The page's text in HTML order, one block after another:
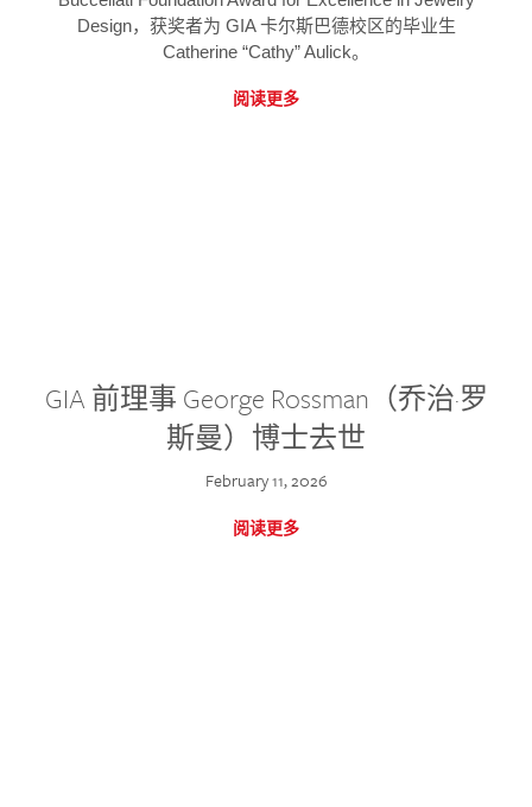
Design，获奖者为 GIA 卡尔斯巴德校区的毕业生
Catherine “Cathy” Aulick。
阅读更多
GIA 前理事 George Rossman（乔治·罗
斯曼）博士去世
February 11, 2026
阅读更多